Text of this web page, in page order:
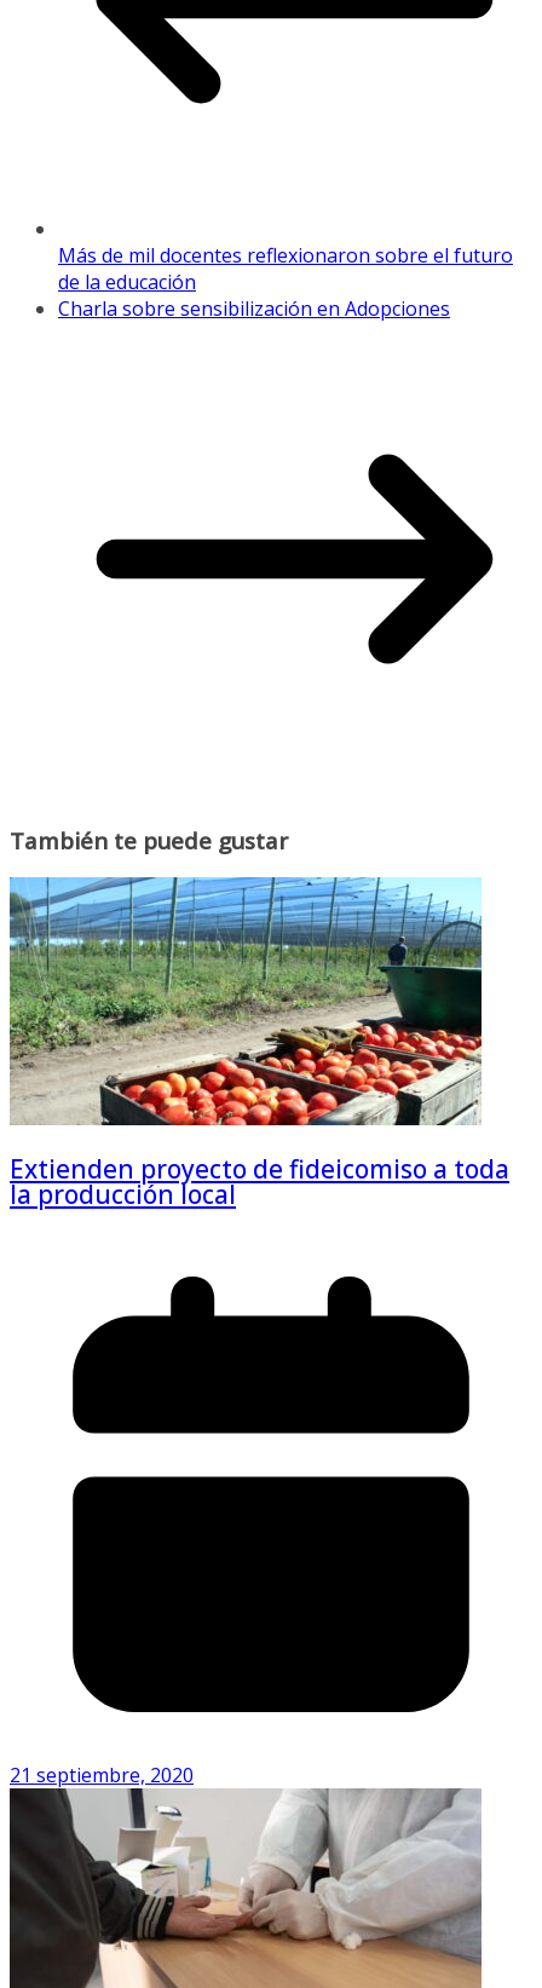
Más de mil docentes reflexionaron sobre el futuro
de la educación
Charla sobre sensibilización en Adopciones
También te puede gustar
Extienden proyecto de fideicomiso a toda
la producción local
21 septiembre, 2020